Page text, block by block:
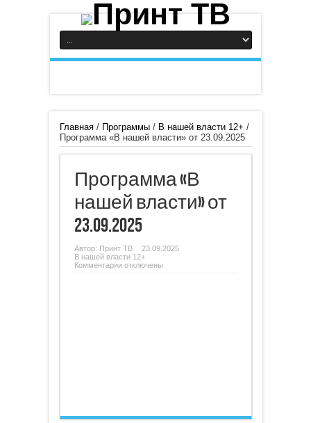
Главная/ Программы/ В нашей власти 12+ /
Программа «В нашей власти» от 23.09.2025
Программа «В
нашей власти» от
23.09.2025
Автор: Принт ТВ
23.09.2025
В нашей власти 12+
Комментариикотключены